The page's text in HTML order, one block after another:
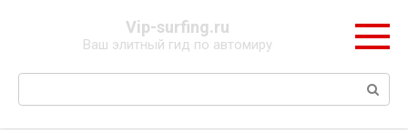
Vip-surfing.ru
Ваш элитный гид по автомиру
Поиск: